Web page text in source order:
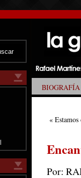
BIOGRAFÍA
« Estamos
Por: